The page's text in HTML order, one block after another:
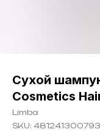
Сухой
Cosmetics
Limba
SKU: